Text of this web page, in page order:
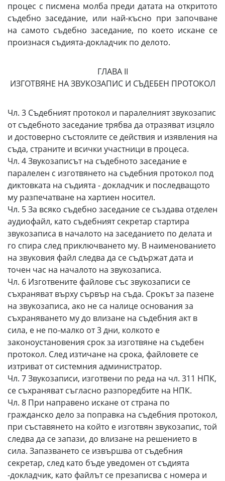
процес с писмена молба преди датата на откритото
съдебно заседание, или най-късно при започване
на самото съдебно заседание, по което искане се
произнася съдията-докладчик по делото.
ГЛАВА II
ИЗГОТВЯНЕ НА ЗВУКОЗАПИС И СЪДЕБЕН ПРОТОКОЛ
Чл. 3 Съдебният протокол и паралелният звукозапис
от съдебното заседание трябва да отразяват изцяло
и достоверно състоялите се действия и изявления на
съда, страните и всички участници в процеса.
Чл. 4 Звукозаписът на съдебното заседание е
паралелен с изготвянето на съдебния протокол под
диктовката на съдията - докладчик и последващото
му разпечатване на хартиен носител.
Чл. 5 За всяко съдебно заседание се създава отделен
аудиофайл, като съдебният секретар стартира
звукозаписа в началото на заседанието по делата и
го спира след приключването му. В наименованието
на звуковия файл следва да се съдържат дата и
точен час на началото на звукозаписа.
Чл. 6 Изготвените файлове със звукозаписи се
съхраняват върху сървър на съда. Срокът за пазене
на звукозаписа, ако не са налице основания за
съхраняването му до влизане на съдебния акт в
сила, е не по-малко от 3 дни, колкото е
законоустановения срок за изготвяне на съдебен
протокол. След изтичане на срока, файловете се
изтриват от системния администратор.
Чл. 7 Звукозаписи, изготвени по реда на чл. 311 НПК,
се съхраняват съгласно разпоредбите на НПК.
Чл. 8 При направено искане от страна по
гражданско дело за поправка на съдебния протокол,
при съставянето на който е изготвян звукозапис, той
следва да се запази, до влизане на решението в
сила. Запазването се извършва от съдебния
секретар, след като бъде уведомен от съдията
-докладчик, като файлът се презаписва с номера и